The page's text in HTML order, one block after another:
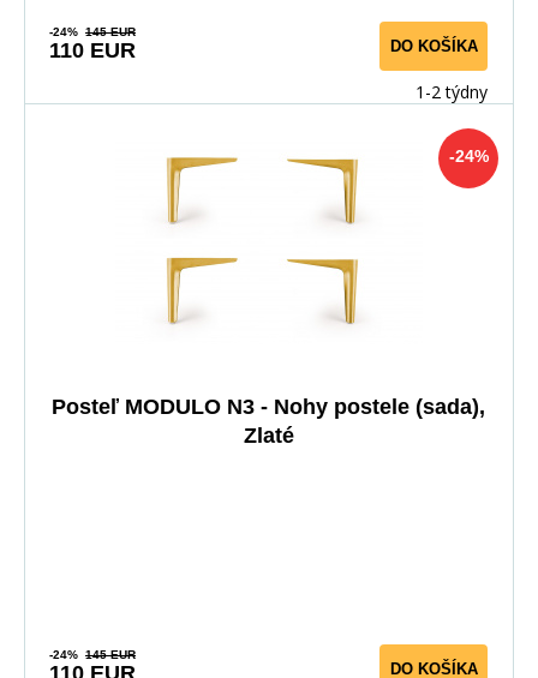
-24% 145 EUR
110 EUR DO KOŠÍKA
1-2 týdny
-24%
Posteľ MODULO N3 - Nohy postele (sada),
Zlaté
-24% 145 EUR
110 EUR DO KOŠÍKA